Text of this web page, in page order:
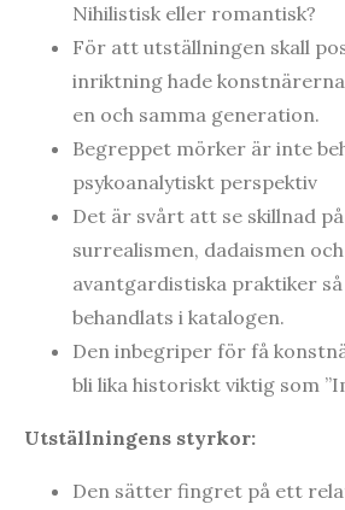
Nihilistisk eller romantisk?
För att utställningen skall
inriktning hade
en och samma generation.
Begreppet mörker är inte
psykoanalytiskt perspektiv
Det är svårt att se skillnad
surrealismen, dadaismen
avantgardistiska praktiker
behandlats i katalogen.
Den inbegriper för få
bli lika historiskt viktig som
Utställningens styrkor:
Den sätter fingret på ett